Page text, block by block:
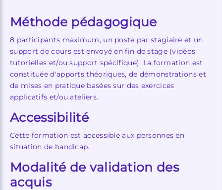
Méthode pédagogique
8 participants maximum, un poste par stagiaire et un
support de cours est envoyé en fin de stage (vidéos
tutorielles et/ou support spécifique). La formation est
constituée d'apports théoriques, de démonstrations et
de mises en pratique basées sur des exercices
applicatifs et/ou ateliers.
Accessibilité
Cette formation est accessible aux personnes en
situation de handicap.
Modalité de validation des
acquis